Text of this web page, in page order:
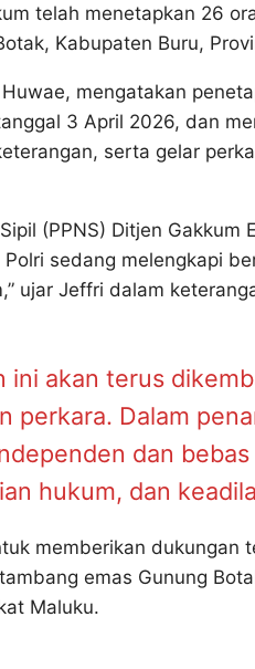
telah menetapkan 26
Kabupaten Buru,
mengatakan
3 April 2026, dan
serta gelar
(PPNS) Ditjen Gakkum
sedang melengkapi
ujar Jeffri dalam
ini akan terus
perkara. Dalam
dan
hukum, dan
memberikan dukungan
emas Gunung
Maluku.